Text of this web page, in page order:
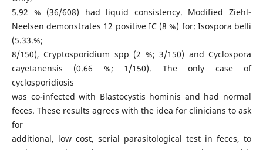
5.92 % (36/608) had liquid consistency. Modified Ziehl-
Neelsen demonstrates 12 positive IC (8 %) for: Isospora belli
(5.33.%;
8/150), Cryptosporidium spp (2 %; 3/150) and Cyclospora
cayetanensis (0.66 %; 1/150). The only case of
cyclosporidiosis
was co-infected with Blastocystis hominis and had normal
feces. These results agrees with the idea for clinicians to ask
for
additional, low cost, serial parasitological test in feces, to